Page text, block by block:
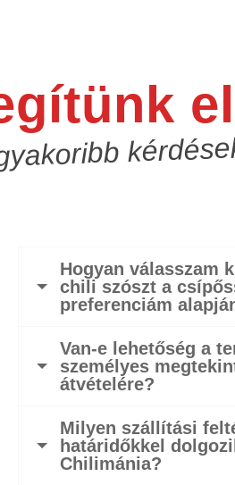
Hogyan válasszam
chili szószt a
preferenciám
Van-e lehetőség a
személyes
átvételére?
Milyen szállítási
határidőkkel
Chilimánia?